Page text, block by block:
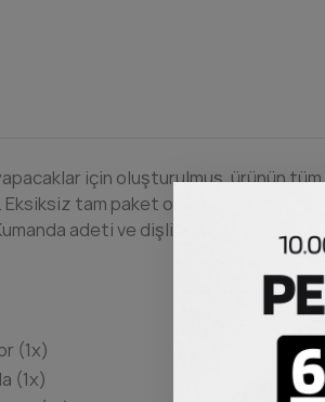
için oluşturulmuş, ürünün
tam paket olarak
adeti ve dişli metrajı yetersiz
(1x)
(1x)